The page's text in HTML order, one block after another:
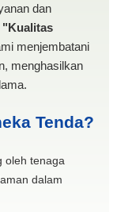
dan
"Kualitas
menjembatani
menghasilkan
Tenda?
oleh tenaga
dalam